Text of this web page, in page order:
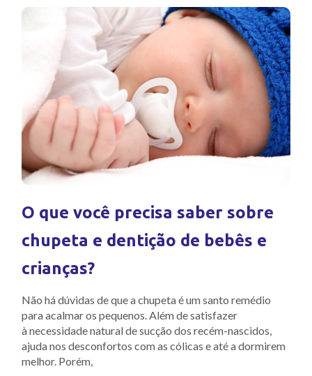
O que você precisa saber sobre
chupeta e dentição de bebês e
crianças?
Não há dúvidas de que a chupeta é um santo remédio
para acalmar os pequenos. Além de satisfazer
à necessidade natural de sucção dos recém-nascidos,
ajuda nos desconfortos com as cólicas e até a dormirem
melhor. Porém,